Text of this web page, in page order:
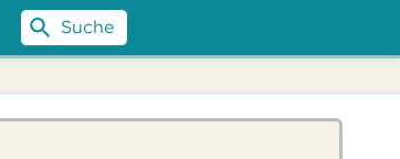
Suche